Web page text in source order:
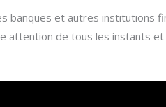
banques et autres institutions
attention de tous les instants